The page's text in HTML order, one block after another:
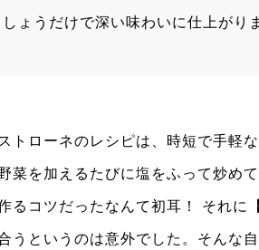
ょうだけで深い味わいに仕上がり
トローネのレシピは、時短で手軽
菜を加えるたびに塩をふって炒め
るコツだったなんて初耳！ それに
うというのは意外でした。そんな